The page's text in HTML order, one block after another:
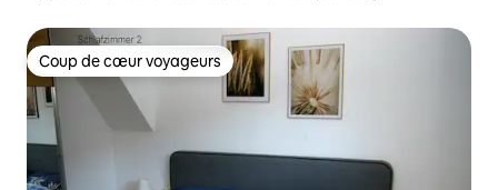
Coup de cœur voyageurs
Coup de cœur voyageurs